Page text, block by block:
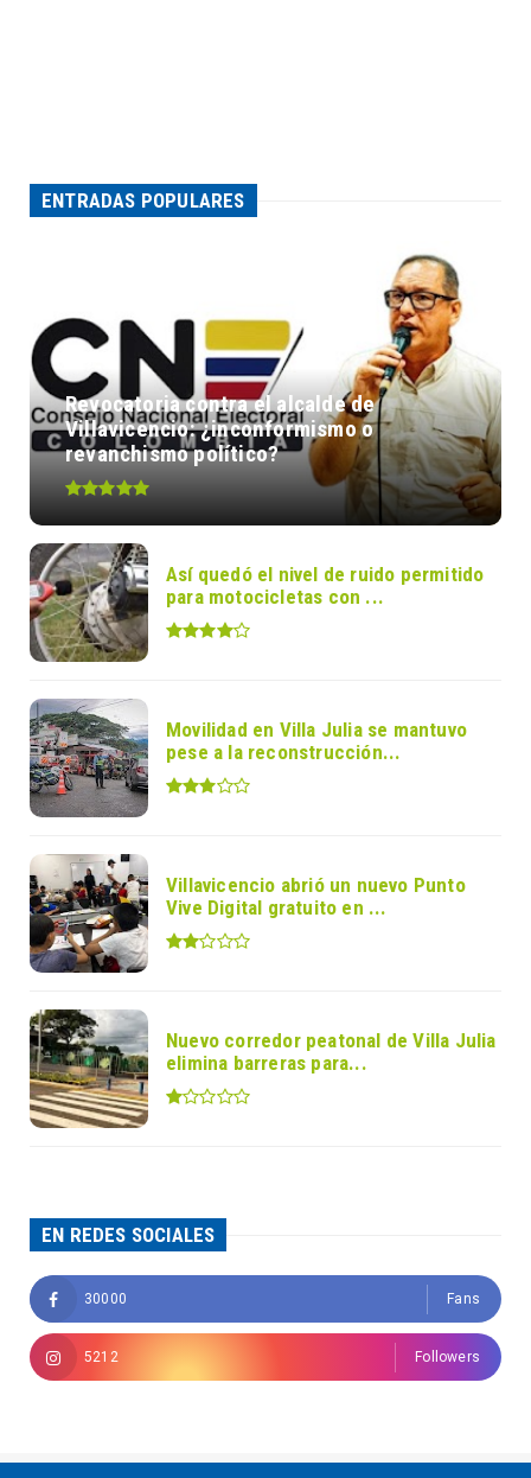
ENTRADAS POPULARES
Revocatoria contra el alcalde de
Villavicencio: ¿inconformismo o
revanchismo político?
Así quedó el nivel de ruido permitido
para motocicletas con ...
Movilidad en Villa Julia se mantuvo
pese a la reconstrucción...
Villavicencio abrió un nuevo Punto
Vive Digital gratuito en ...
Nuevo corredor peatonal de Villa Julia
elimina barreras para...
EN REDES SOCIALES
30000 Fans
5212 Followers